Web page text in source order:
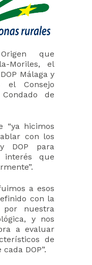
que
Moriles, el
Málaga y
el Consejo
de
“ya hicimos
con los
DOP para
que
a esos
con la
por nuestra
y nos
a evaluar
de
DOP”.